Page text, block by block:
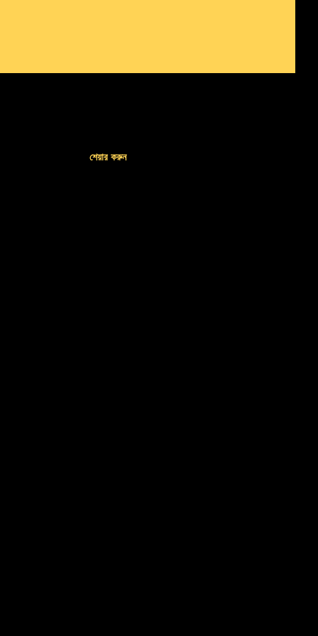
শেয়ার করুন